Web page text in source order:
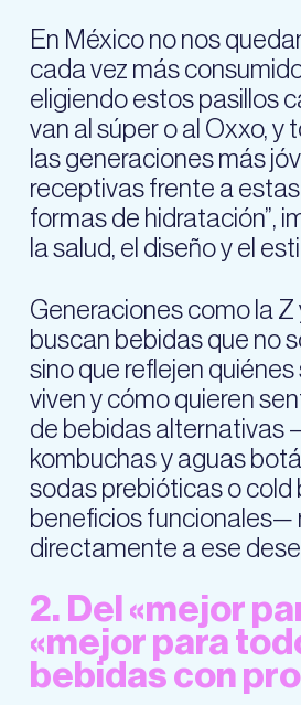
En México no nos
cada vez más
eligiendo estos pasillos
van al súper o al Oxxo, y
las generaciones más
receptivas frente a estas
formas de hidratación”,
la salud, el diseño y el
Generaciones como la Z
buscan bebidas que no
sino que reflejen
viven y cómo quieren
de bebidas alternativas
kombuchas y aguas
sodas prebióticas o cold
beneficios funcionales—
directamente a ese
2. Del «mejor
«mejor para
bebidas con